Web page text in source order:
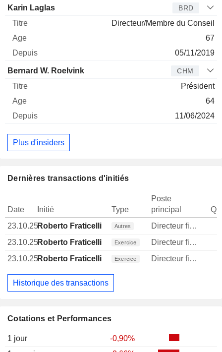
Cotations et Performances
1 jour
-0,90%
Karin Laglas BRD
Directeur/Membre du Conseil
67
05/11/2019
Bernard W. Roelvink CHM
Président
64
11/06/2024
Plus d'insiders
Dernières transactions d'initiés
Date Initié Type
Poste
principal
23.10.25Roberto Fraticelli Autres Directeur financier
23.10.25Roberto Fraticelli Exercice Directeur financier
23.10.25Roberto Fraticelli Exercice Directeur financier
Historique des transactions